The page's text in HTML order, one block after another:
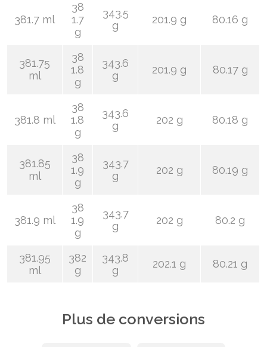
381.7 ml
38
1.7
g
343.5
g
201.9 g 80.16 g
381.75
ml
38
1.8
g
343.6
g
201.9 g 80.17 g
381.8 ml
38
1.8
g
343.6
g
202 g 80.18 g
381.85
ml
38
1.9
g
343.7
g
202 g 80.19 g
381.9 ml
38
1.9
g
343.7
g
202 g 80.2 g
381.95
ml
382
g
343.8
g
202.1 g 80.21 g
Plus de conversions